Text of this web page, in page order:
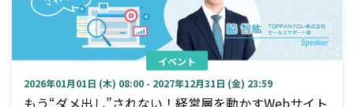
イベント
2026年01月01日 (木) 08:00 - 2027年12月31日 (金) 23:59
もう“ダメ出し”されない！経営層を動かすWebサイト